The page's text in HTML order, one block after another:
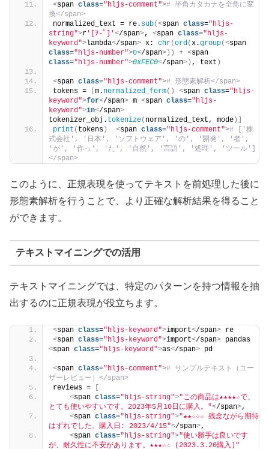
<span class="hljs-comment"># 半角カタカナを全角に変
換</span>
normalized_text = re. sub(<span class="hljs-
string">r '[ｦ-ﾟ]'</span>, <span class="hljs-
keyword">lambda</span> x: chr(ord(x.group(<
class="hljs-number">0</span>)) + <
class="hljs-number">0xFEC0</span>) , text )
<span class="hljs-comment"># 形態素解析</span>
tokens =
m. normalized_form() <span class="hljs-
keyword">for</span> m <span class="hljs-
keyword">in</span>
tokenizer_obj. tokenize( normalized_text, mode )]
print ( tokens ) <span class="hljs-comment"># ['株
式会社', '日本', 'ソフトウェア', 'の', '開発', '者',
'が', '作っ', 'た', '自然', '言語', '処理', 'ツール']
</span>
このように、正規表現を使ってテキストを前処理した後に
形態素解析を行うことで、より正確な解析結果を得ること
ができます。
テキストマイニングでの活用
テキストマイニングでは、特定のパターンを持つ情報を抽
出するのに正規表現が役立ちます。
<span class="hljs-keyword">import</span> re
<span class="hljs-keyword">import</span>
<span class="hljs-keyword">as</span> pd
<span class="hljs-comment"># サンプルテキスト（ユー
ザーレビュー）</span>
reviews =
<span class="hljs-string">"この商品は★★★★☆で、
とても使いやすいです。2023年5月10日に購入。"</span>,
<span class="hljs-string">"★★☆☆☆ 残念ながら期待
はずれでした。購入日: 2023/4/15"</span>,
<span class="hljs-string">"使い勝手は良いです
が、耐久性に不安があります。★★★☆☆ (2023.3.20購入)"